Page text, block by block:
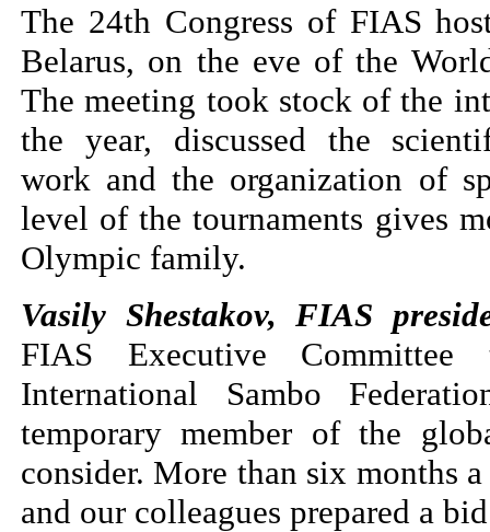
The 24th Congress of FIAS
Belarus, on the eve of the
The meeting took stock of the
the year, discussed the
work and the organization of
level of the tournaments gives
Olympic family.
Vasily Shestakov, FIAS
FIAS Executive
International Sambo
temporary member of the
consider. More than six months
and our colleagues prepared a